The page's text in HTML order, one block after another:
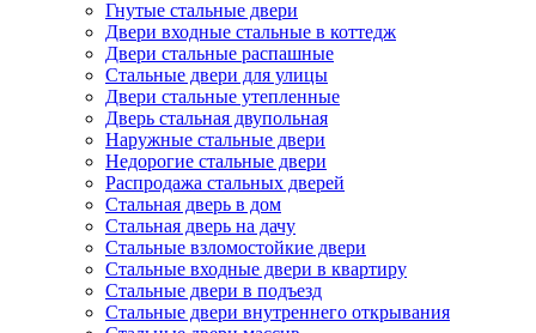
Гнутые стальные двери
Двери входные стальные в коттедж
Двери стальные распашные
Стальные двери для улицы
Двери стальные утепленные
Дверь стальная двупольная
Наружные стальные двери
Недорогие стальные двери
Распродажа стальных дверей
Стальная дверь в дом
Стальная дверь на дачу
Стальные взломостойкие двери
Стальные входные двери в квартиру
Стальные двери в подъезд
Стальные двери внутреннего открывания